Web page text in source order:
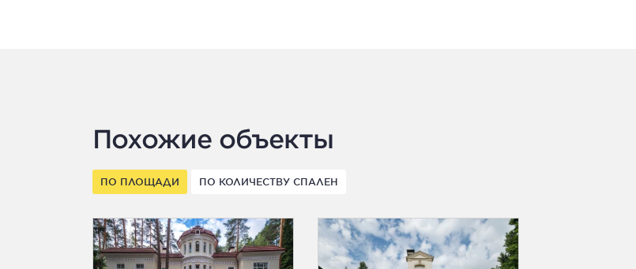
Похожие объекты
ПО ПЛОЩАДИ ПО КОЛИЧЕСТВУ СПАЛЕН